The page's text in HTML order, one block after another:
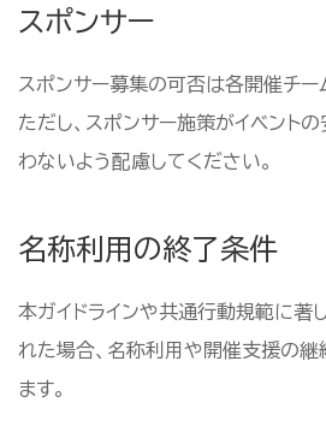
スポンサー
スポンサー募集の可否は各開催チー
ただし、スポンサー施策がイベント
わないよう配慮してください。
名称利用の終了条件
本ガイドラインや共通行動規範に著
れた場合、名称利用や開催支援の継
ます。